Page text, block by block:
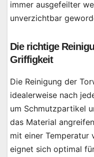
immer ausgefeilter
unverzichtbar
Die richtige
Griffigkeit
Die Reinigung der
idealerweise nach
um Schmutzpartikel
das Material
mit einer Temperatur
eignet sich optimal